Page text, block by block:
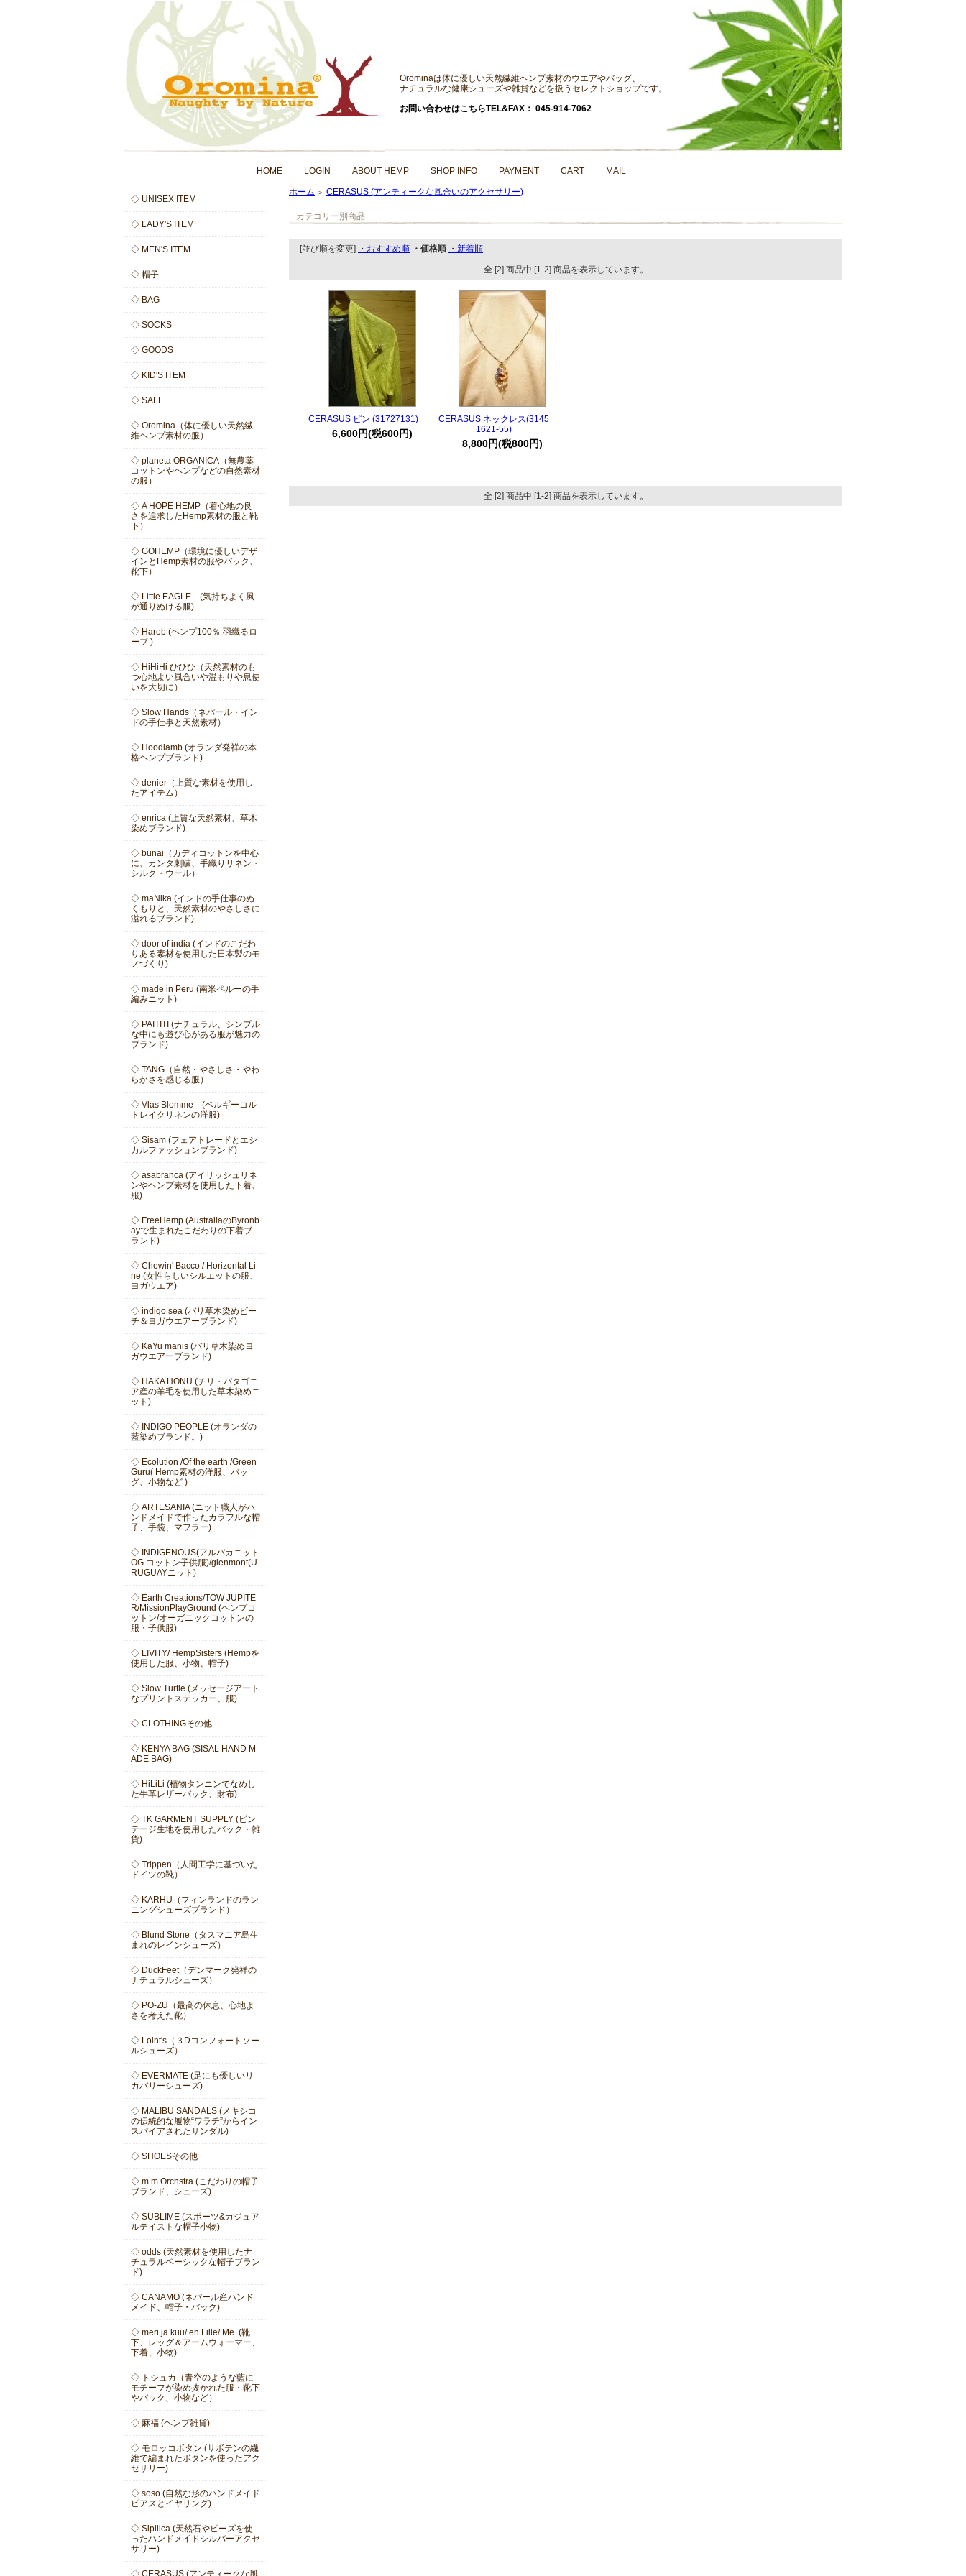
Orominaは体に優しい天然繊維ヘンプ素材のウエアやバッグ、
ナチュラルな健康シューズや雑貨などを扱うセレクトショップです。
お問い合わせはこちらTEL&FAX： 045-914-7062
HOME LOGIN ABOUT HEMP SHOP INFO PAYMENT CART MAIL
◇ UNISEX ITEM
◇ LADY'S ITEM
◇ MEN'S ITEM
◇ 帽子
◇ BAG
◇ SOCKS
◇ GOODS
◇ KID'S ITEM
◇ SALE
◇ Oromina（体に優しい天然繊
維ヘンプ素材の服）
◇ planeta ORGANICA（無農薬
コットンやヘンプなどの自然素材
の服）
◇ A HOPE HEMP（着心地の良
さを追求したHemp素材の服と靴
下）
◇ GOHEMP（環境に優しいデザ
インとHemp素材の服やバック、
靴下）
◇ Little EAGLE (気持ちよく風
が通りぬける服)
◇ Harob (ヘンプ100％ 羽織るロ
ーブ )
◇ HiHiHi ひひひ（天然素材のも
つ心地よい風合いや温もりや息使
いを大切に）
◇ Slow Hands（ネパール・イン
ドの手仕事と天然素材）
◇ Hoodlamb (オランダ発祥の本
格ヘンプブランド)
◇ denier（上質な素材を使用し
たアイテム）
◇ enrica (上質な天然素材、草木
染めブランド)
◇ bunai（カディコットンを中心
に、カンタ刺繍、手織りリネン・
シルク・ウール）
◇ maNika (インドの手仕事のぬ
くもりと、天然素材のやさしさに
溢れるブランド)
◇ door of india (インドのこだわ
りある素材を使用した日本製のモ
ノづくり)
◇ made in Peru (南米ペルーの手
編みニット)
◇ PAITITI (ナチュラル、シンプル
な中にも遊び心がある服が魅力の
ブランド)
◇ TANG（自然・やさしさ・やわ
らかさを感じる服）
◇ Vlas Blomme (ベルギーコル
トレイクリネンの洋服)
◇ Sisam (フェアトレードとエシ
カルファッションブランド)
◇ asabranca (アイリッシュリネ
ンやヘンプ素材を使用した下着、
服)
◇ FreeHemp (AustraliaのByronb
ayで生まれたこだわりの下着ブ
ランド)
◇ Chewin' Bacco / Horizontal Li
ne (女性らしいシルエットの服、
ヨガウエア)
◇ indigo sea (バリ草木染めビー
チ＆ヨガウエアーブランド)
◇ KaYu manis (バリ草木染めヨ
ガウエアーブランド)
◇ HAKA HONU (チリ・パタゴニ
ア産の羊毛を使用した草木染めニ
ット)
◇ INDIGO PEOPLE (オランダの
藍染めブランド。)
◇ Ecolution /Of the earth /Green
Guru( Hemp素材の洋服、バッ
グ、小物など )
◇ ARTESANIA (ニット職人がハ
ンドメイドで作ったカラフルな帽
子、手袋、マフラー)
◇ INDIGENOUS(アルパカニット
OG.コットン子供服)/glenmont(U
RUGUAYニット)
◇ Earth Creations/TOW JUPITE
R/MissionPlayGround (ヘンプコ
ットン/オーガニックコットンの
服・子供服)
◇ LIVITY/ HempSisters (Hempを
使用した服、小物、帽子)
◇ Slow Turtle (メッセージアート
なプリントステッカー、服)
◇ CLOTHINGその他
◇ KENYA BAG (SISAL HAND M
ADE BAG)
◇ HiLiLi (植物タンニンでなめし
た牛革レザーバック、財布)
◇ TK GARMENT SUPPLY (ビン
テージ生地を使用したバック・雑
貨)
◇ Trippen（人間工学に基づいた
ドイツの靴）
◇ KARHU（フィンランドのラン
ニングシューズブランド）
◇ Blund Stone（タスマニア島生
まれのレインシューズ）
◇ DuckFeet（デンマーク発祥の
ナチュラルシューズ）
◇ PO-ZU（最高の休息、心地よ
さを考えた靴）
◇ Loint's（３Dコンフォートソー
ルシューズ）
◇ EVERMATE (足にも優しいリ
カバリーシューズ)
◇ MALIBU SANDALS (メキシコ
の伝統的な履物“ワラチ”からイン
スパイアされたサンダル)
◇ SHOESその他
◇ m.m.Orchstra (こだわりの帽子
ブランド、シューズ)
◇ SUBLIME (スポーツ&カジュア
ルテイストな帽子小物)
◇ odds (天然素材を使用したナ
チュラルベーシックな帽子ブラン
ド)
◇ CANAMO (ネパール産ハンド
メイド、帽子・バック)
◇ meri ja kuu/ en Lille/ Me. (靴
下、レッグ＆アームウォーマー、
下着、小物)
◇ トシュカ（青空のような藍に
モチーフが染め抜かれた服・靴下
やバック、小物など）
◇ 麻福 (ヘンプ雑貨)
◇ モロッコボタン (サボテンの繊
維で編まれたボタンを使ったアク
セサリー)
◇ soso (自然な形のハンドメイド
ピアスとイヤリング)
◇ Sipilica (天然石やビーズを使
ったハンドメイドシルバーアクセ
サリー)
◇ CERASUS (アンティークな風
ホーム ＞ CERASUS (アンティークな風合いのアクセサリー)
カテゴリー別商品
[並び順を変更] ・おすすめ順 ・価格順 ・新着順
全 [2] 商品中 [1-2] 商品を表示しています。
CERASUS ピン (31727131)
6,600円(税600円)
CERASUS ネックレス(3145
1621-55)
8,800円(税800円)
全 [2] 商品中 [1-2] 商品を表示しています。